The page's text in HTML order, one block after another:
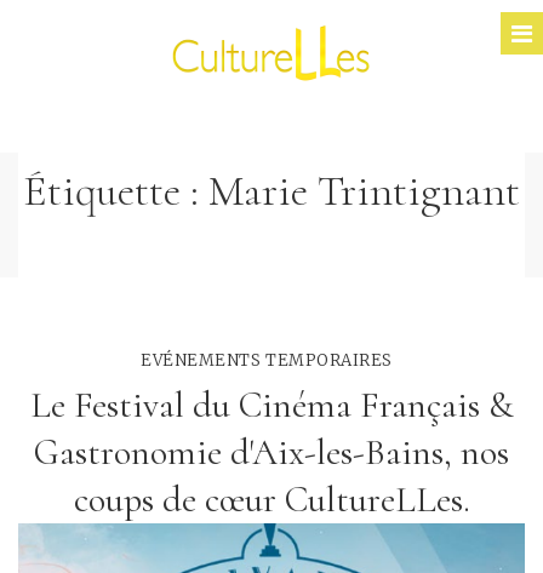
Étiquette : Marie Trintignant
EVÉNEMENTS TEMPORAIRES
Le Festival du Cinéma Français &
Gastronomie d'Aix-les-Bains, nos
coups de cœur CultureLLes.